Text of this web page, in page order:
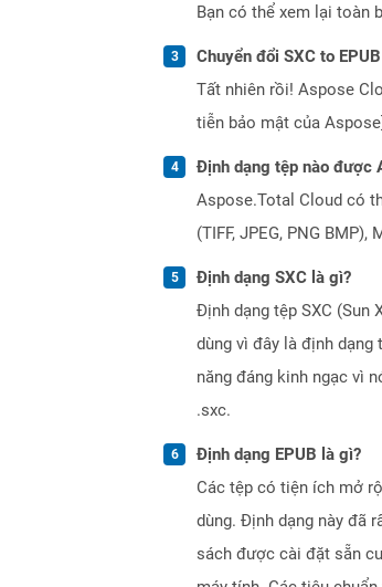
Bạn có thể xem lại toàn
Chuyển đổi SXC to
Tất nhiên rồi! Aspose
tiễn bảo mật của
Định dạng tệp nào được
Aspose.Total Cloud có
(TIFF, JPEG, PNG
Định dạng SXC là gì?
Định dạng tệp SXC (Sun
dùng vì đây là định
năng đáng kinh ngạc vì
.sxc.
Định dạng EPUB là gì?
Các tệp có tiện ích mở
dùng. Định dạng này đã
sách được cài đặt sẵn